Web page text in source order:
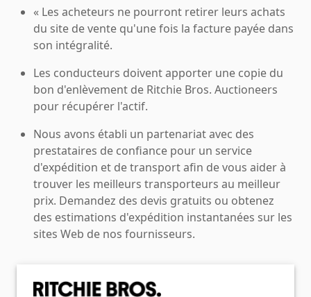
« Les acheteurs ne pourront retirer leurs achats
du site de vente qu'une fois la facture payée dans
son intégralité.
Les conducteurs doivent apporter une copie du
bon d'enlèvement de Ritchie Bros. Auctioneers
pour récupérer l'actif.
Nous avons établi un partenariat avec des
prestataires de confiance pour un service
d'expédition et de transport afin de vous aider à
trouver les meilleurs transporteurs au meilleur
prix. Demandez des devis gratuits ou obtenez
des estimations d'expédition instantanées sur les
sites Web de nos fournisseurs.